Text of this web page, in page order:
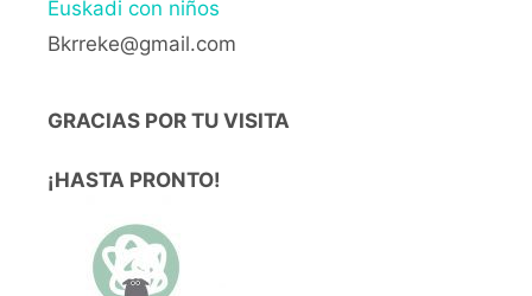
Euskadi con niños
Bkrreke@gmail.com
GRACIAS POR TU VISITA
¡HASTA PRONTO!